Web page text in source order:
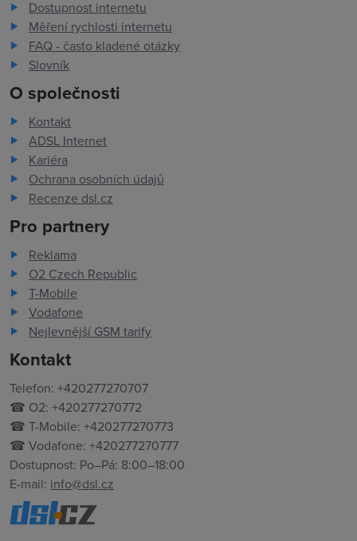
Dostupnost internetu
Měření rychlosti internetu
FAQ - často kladené otázky
Slovník
O společnosti
Kontakt
ADSL Internet
Kariéra
Ochrana osobních údajů
Recenze dsl.cz
Pro partnery
Reklama
O2 Czech Republic
T-Mobile
Vodafone
Nejlevnější GSM tarify
Kontakt
Telefon: +420277270707
☎ O2: +420277270772
☎ T-Mobile: +420277270773
☎ Vodafone: +420277270777
Dostupnost: Po–Pá: 8:00–18:00
E-mail: info@dsl.cz